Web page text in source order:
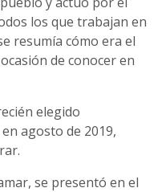
los que trabajan en
resumía cómo era el
de conocer en
elegido
agosto de 2019,
se presentó en el